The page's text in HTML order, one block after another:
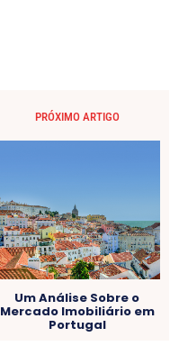
PRÓXIMO ARTIGO
Um Análise Sobre o
Mercado Imobiliário em
Portugal